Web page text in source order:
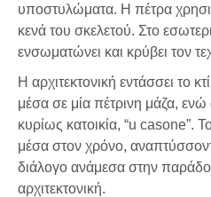
υποστυλώματα. Η πέτρα
κενά του σκελετού. Στο
ενσωματώνει και κρύβει τον
Η αρχιτεκτονική εντάσσει το
μέσα σε μία πέτρινη μάζα, ενώ
κυρίως κατοικία, “u casone”.
μέσα στον χρόνο,
διάλογο ανάμεσα στην
αρχιτεκτονική.